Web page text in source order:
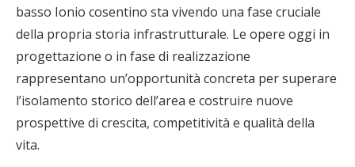
basso Ionio cosentino sta vivendo una fase cruciale
della propria storia infrastrutturale. Le opere oggi in
progettazione o in fase di realizzazione
rappresentano un’opportunità concreta per superare
l’isolamento storico dell’area e costruire nuove
prospettive di crescita, competitività e qualità della
vita.